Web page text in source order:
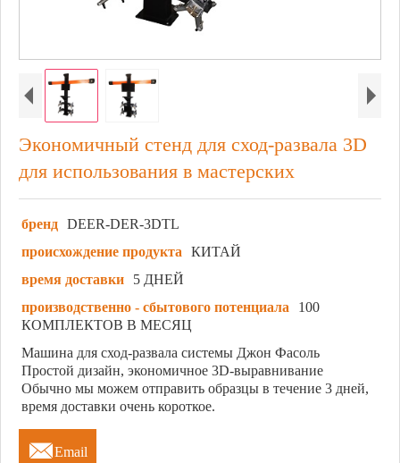
Экономичный стенд для сход-развала 3D
для использования в мастерских
бренд DEER-DER-3DTL
происхождение продукта
КИТАЙ
время доставки
5 ДНЕЙ
производственно - сбытового потенциала
100
КОМПЛЕКТОВ В МЕСЯЦ
Машина для сход-развала системы Джон Фасоль
Простой дизайн, экономичное 3D-выравнивание
Обычно мы можем отправить образцы в течение 3 дней,
время доставки очень короткое.
Email